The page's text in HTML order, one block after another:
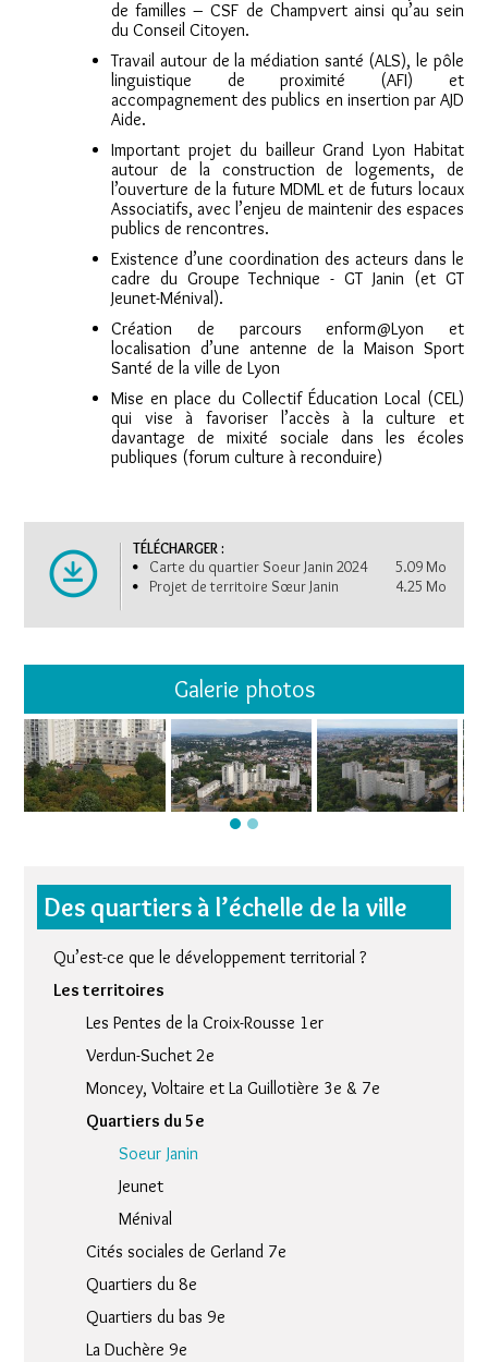
de familles – CSF de Champvert ainsi qu’au sein
du Conseil Citoyen.
Travail autour de la médiation santé (ALS), le pôle
linguistique de proximité (AFI) et
accompagnement des publics en insertion par AJD
Aide.
Important projet du bailleur Grand Lyon Habitat
autour de la construction de logements, de
l’ouverture de la future MDML et de futurs locaux
Associatifs, avec l’enjeu de maintenir des espaces
publics de rencontres.
Existence d’une coordination des acteurs dans le
cadre du Groupe Technique - GT Janin (et GT
Jeunet-Ménival).
Création de parcours enform@Lyon et
localisation d’une antenne de la Maison Sport
Santé de la ville de Lyon
Mise en place du Collectif Éducation Local (CEL)
qui vise à favoriser l’accès à la culture et
davantage de mixité sociale dans les écoles
publiques (forum culture à reconduire)
TÉLÉCHARGER :
Carte du quartier Soeur Janin 2024
5.09 Mo
Projet de territoire Sœur Janin
4.25 Mo
Galerie photos
Des quartiers à l’échelle de la ville
Qu’est-ce que le développement territorial ?
Les territoires
Les Pentes de la Croix-Rousse 1er
Verdun-Suchet 2e
Moncey, Voltaire et La Guillotière 3e & 7e
Quartiers du 5e
Soeur Janin
Jeunet
Ménival
Cités sociales de Gerland 7e
Quartiers du 8e
Quartiers du bas 9e
La Duchère 9e